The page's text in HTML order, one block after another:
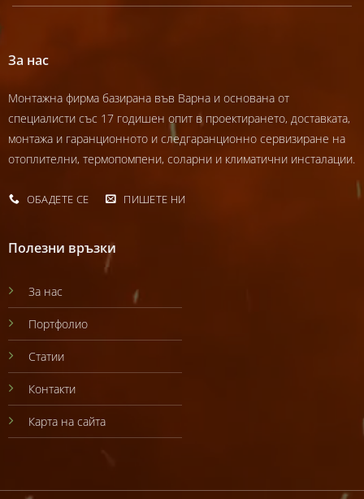
За нас
Монтажна фирма базирана във Варна и основана от
специалисти със 17 годишен опит в проектирането, доставката,
монтажа и гаранционното и следгаранционно сервизиране на
отоплителни, термопомпени, соларни и климатични инсталации.
ОБАДЕТЕ СЕ ПИШЕТЕ НИ
Полезни връзки
За нас
Портфолио
Статии
Контакти
Карта на сайта